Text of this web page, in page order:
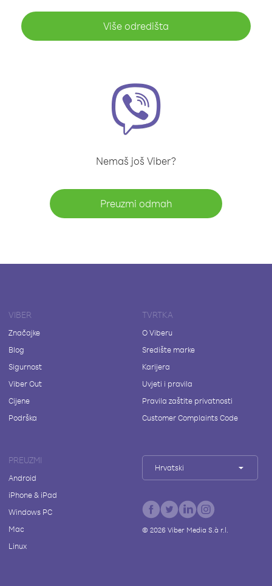
Više odredišta
Nemaš još Viber?
Preuzmi odmah
VIBER
Značajke
Blog
Sigurnost
Viber Out
Cijene
Podrška
TVRTKA
O Viberu
Središte marke
Karijera
Uvjeti i pravila
Pravila zaštite privatnosti
Customer Complaints Code
PREUZMI
Android
iPhone & iPad
Windows PC
Mac
Linux
Hrvatski
© 2026Viber Media S.à r.l.